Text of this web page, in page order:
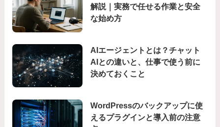
解説｜実務で任せる作業と安全
な始め方
AIエージェントとは？チャット
AIとの違いと、仕事で使う前に
決めておくこと
WordPressのバックアップに使
えるプラグインと導入前の注意